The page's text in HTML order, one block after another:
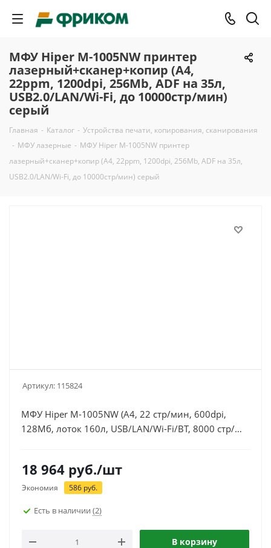
МФУ Hiper M-1005NW принтер
лазерный+сканер+копир (A4,
22ppm, 1200dpi, 256Mb, ADF на 35л,
USB2.0/LAN/Wi-Fi, до 10000стр/мин)
серый
Главная - Каталог - Устройства печати, копирования, сканирования
- МФУ лазерные - МФУ Hiper M-1005NW принтер
лазерный+сканер+копир (A4, 22ppm, 1200dpi, 256Mb, ADF на 35л,
USB2.0/LAN/Wi-Fi, до 10000стр/мин) серый
Артикул: 115824
МФУ Hiper M-1005NW (A4, 22 стр/мин, 600dpi,
128Мб, лоток 160л, USB/LAN/Wi-Fi/BT, 8000 стр/
18 964 руб./шт
Экономия 586 руб.
Есть в наличии (2)
В корзину